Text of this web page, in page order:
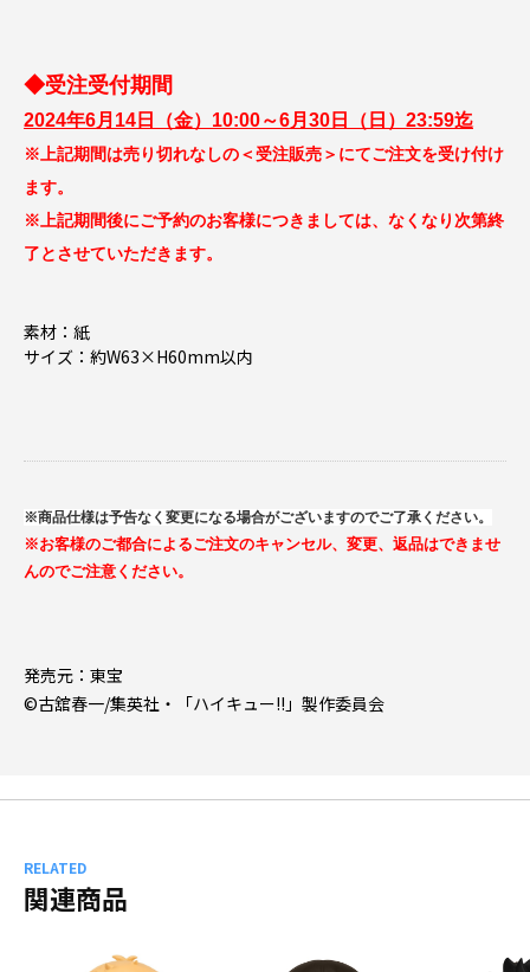
◆受注受付期間
2024年6月14日（金）10:00～6月30日（日）23:59迄
※上記期間は売り切れなしの＜受注販売＞にてご注文を受け付け
ます。
※上記期間後にご予約のお客様につきましては、なくなり次第終
了とさせていただきます。
素材：紙
サイズ：約W63×H60mm以内
※商品仕様は予告なく変更になる場合がございますのでご了承ください。
※お客様のご都合によるご注文のキャンセル、変更、返品はできませ
んのでご注意ください。
発売元：東宝
©古舘春一/集英社・「ハイキュー!!」製作委員会
RELATED
関連商品